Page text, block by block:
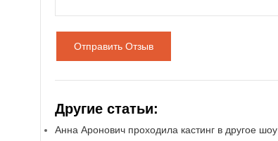
Отправить Отзыв
Другие статьи:
Анна Аронович проходила кастинг в другое шоу